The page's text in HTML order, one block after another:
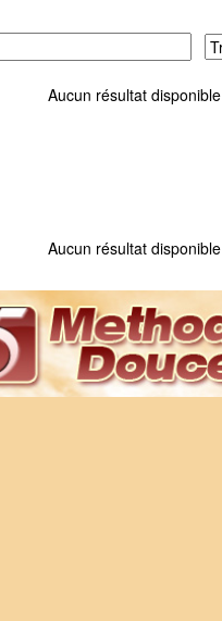
Aucun résultat disponible
Aucun résultat disponible